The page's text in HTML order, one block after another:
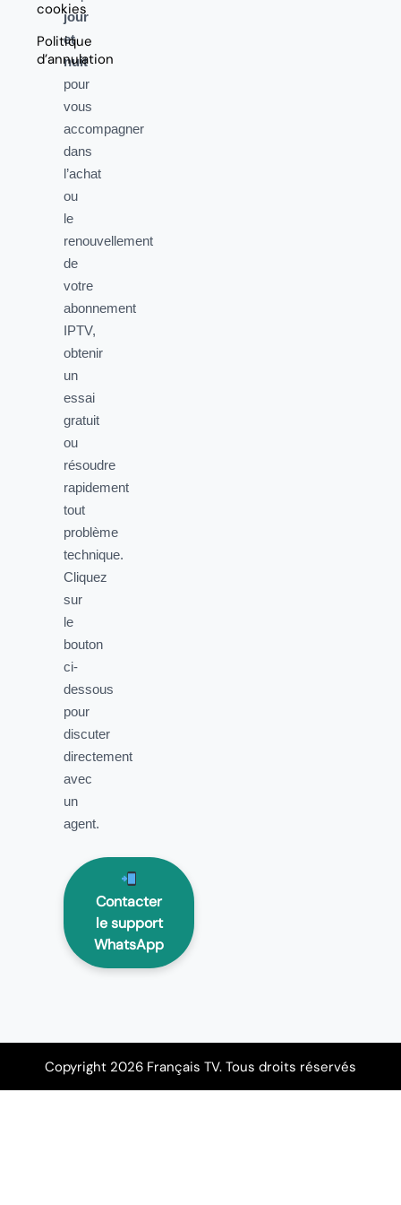
cookies
Politique
d’annulation
jour
et
nuit
pour
vous
accompagner
dans
l’achat
ou
le
renouvellement
de
votre
abonnement
IPTV,
obtenir
un
essai
gratuit
ou
résoudre
rapidement
tout
problème
technique.
Cliquez
sur
le
bouton
ci-
dessous
pour
discuter
directement
avec
un
agent.
Contacter
le support
WhatsApp
Copyright 2026 Français TV. Tous droits réservés